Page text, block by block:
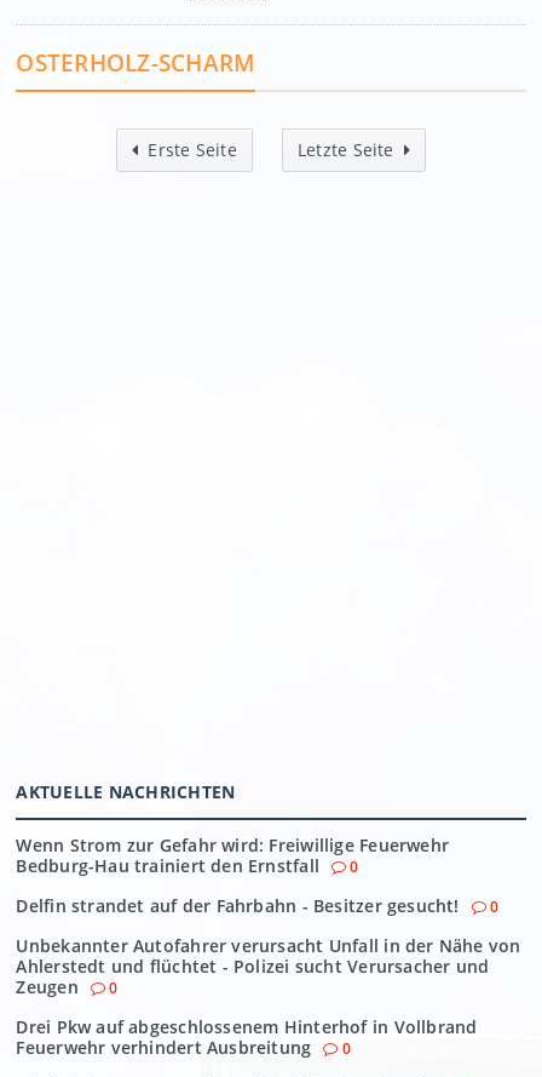
OSTERHOLZ-SCHARM
Erste Seite Letzte Seite
AKTUELLE NACHRICHTEN
Wenn Strom zur Gefahr wird: Freiwillige Feuerwehr
Bedburg-Hau trainiert den Ernstfall
0
Delfin strandet auf der Fahrbahn - Besitzer gesucht! 0
Unbekannter Autofahrer verursacht Unfall in der Nähe von
Ahlerstedt und flüchtet - Polizei sucht Verursacher und
Zeugen
0
Drei Pkw auf abgeschlossenem Hinterhof in Vollbrand
Feuerwehr verhindert Ausbreitung
0